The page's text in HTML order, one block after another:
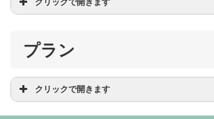
OB・OG会
オペレーション効率化
関東（東京、栃木、新潟）
九州（福岡）
プラン
クリックで開きます